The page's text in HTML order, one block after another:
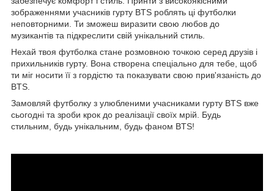
зображеннями учасників гурту BTS роблять ці футболки
неповторними. Ти зможеш виразити свою любов до
музикантів та підкреслити свій унікальний стиль.
Нехай твоя футболка стане розмовною точкою серед друзів і
прихильників гурту. Вона створена спеціально для тебе, щоб
ти міг носити її з гордістю та показувати свою прив'язаність до
BTS.
Замовляй футболку з улюбленими учасниками гурту BTS вже
сьогодні та зроби крок до реалізації своїх мрій. Будь
стильним, будь унікальним, будь фаном BTS!